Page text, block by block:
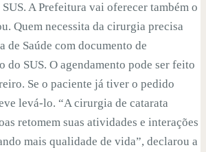
A Prefeitura vai oferecer também o
Quem necessita da cirurgia precisa
de Saúde com documento de
do SUS. O agendamento pode ser feito
Se o paciente já tiver o pedido
levá-lo. “A cirurgia de catarata
retomem suas atividades e interações
mais qualidade de vida”, declarou a